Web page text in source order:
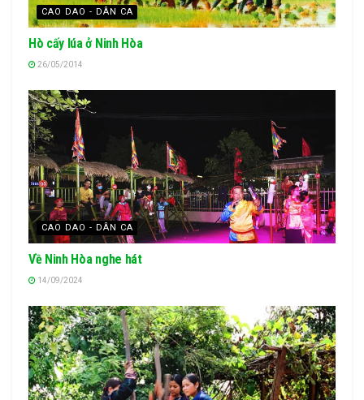
CAO DAO - DÂN CA
Hò cấy lúa ở Ninh Hòa
26/05/2014
CAO DAO - DÂN CA
Về Ninh Hòa nghe hát
14/09/2024